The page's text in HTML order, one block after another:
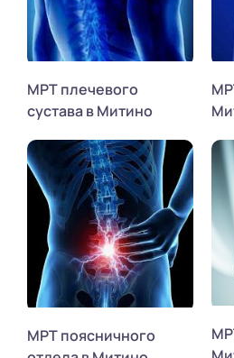
МРТ плечевого
сустава в Митино
МРТ поясничного